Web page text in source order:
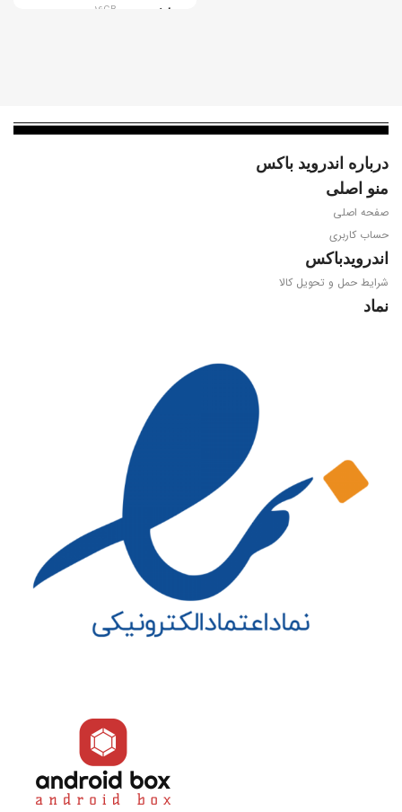
پردازنده 16GB
Dual Band 2.4/5.8GHz 802.11
a/b/g/n/ac
حافظه سیستمی
حافظه داخلی
درباره اندروید باکس
منو اصلی
صفحه اصلی
حساب کاربری
اندرویدباکس
شرایط حمل و تحویل کالا
نماد